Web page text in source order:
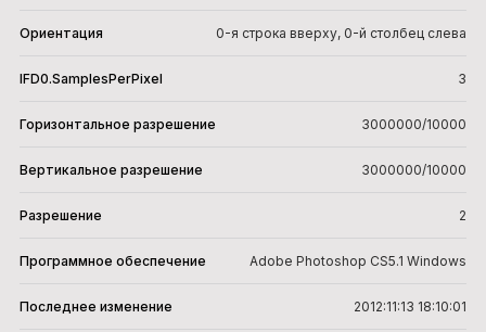
Ориентация 0-я строка вверху, 0-й столбец слева
IFD0.SamplesPerPixel 3
Горизонтальное разрешение 3000000/10000
Вертикальное разрешение 3000000/10000
Разрешение 2
Программное обеспечение Adobe Photoshop CS5.1 Windows
Последнее изменение 2012:11:13 18:10:01